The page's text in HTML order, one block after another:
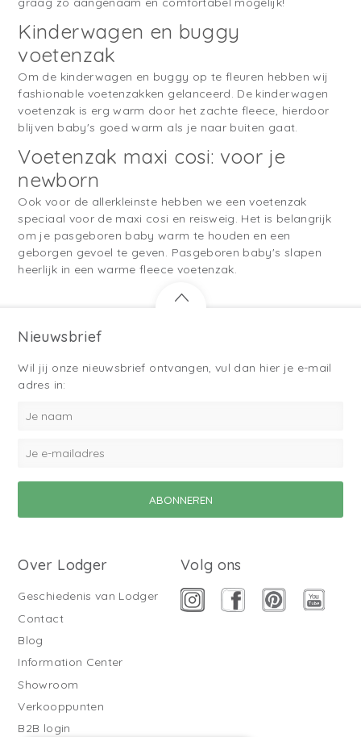
Kinderwagen en buggy
voetenzak
Om de kinderwagen en buggy op te fleuren hebben wij
fashionable voetenzakken gelanceerd. De kinderwagen
voetenzak is erg warm door het zachte fleece, hierdoor
blijven baby's goed warm als je naar buiten gaat.
Voetenzak maxi cosi: voor je
newborn
Ook voor de allerkleinste hebben we een voetenzak
speciaal voor de maxi cosi en reisweig. Het is belangrijk
om je pasgeboren baby warm te houden en een
geborgen gevoel te geven. Pasgeboren baby's slapen
heerlijk in een warme fleece voetenzak.
Nieuwsbrief
Wil jij onze nieuwsbrief ontvangen, vul dan hier je e-mail
adres in:
Over Lodger
Geschiedenis van Lodger
Contact
Blog
Information Center
Showroom
Verkooppunten
B2B login
Volg ons